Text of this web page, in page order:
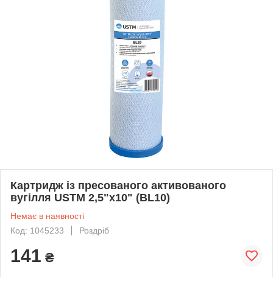
Картридж із пресованого активованого
вугілля USTM 2,5"х10" (BL10)
Немає в наявності
Код: 1045233
Роздріб
141 ₴